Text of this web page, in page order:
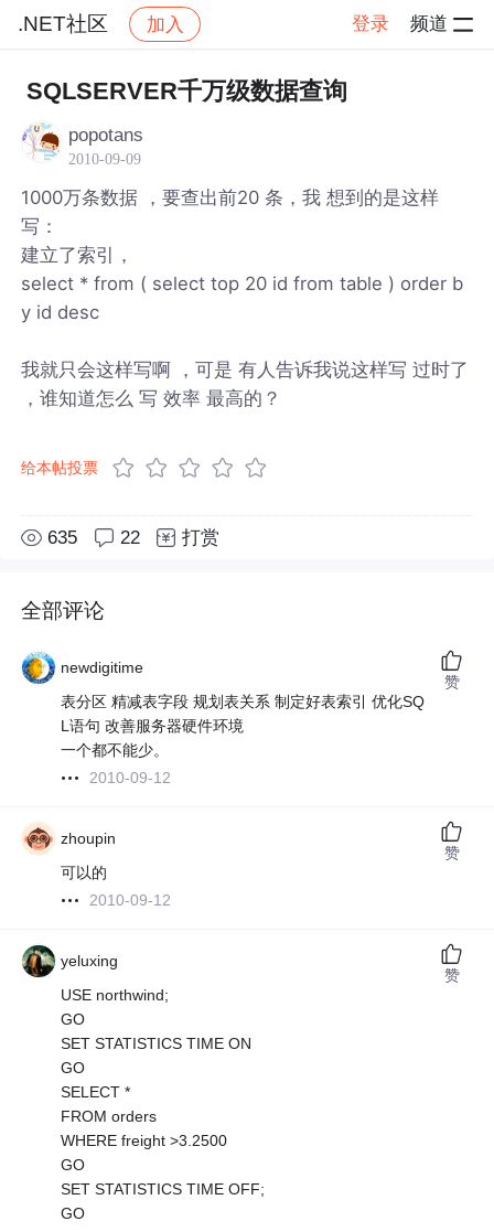
.NET社区 加入 登录 频道
社区 .NET社区 帖子详情
SQLSERVER千万级数据查询
popotans
2010-09-09
1000万条数据 ，要查出前20 条，我 想到的是这样
写：
建立了索引，
select * from ( select top 20 id from table ) order b
y id desc
我就只会这样写啊 ，可是 有人告诉我说这样写 过时了
，谁知道怎么 写 效率 最高的？
给本帖投票
635 22 打赏
全部评论
newdigitime
表分区 精减表字段 规划表关系 制定好表索引 优化SQ
L语句 改善服务器硬件环境
一个都不能少。
2010-09-12
赞
zhoupin
可以的
2010-09-12
赞
yeluxing
USE northwind;
GO
SET STATISTICS TIME ON
GO
SELECT *
FROM orders
WHERE freight >3.2500
GO
SET STATISTICS TIME OFF;
GO
赞